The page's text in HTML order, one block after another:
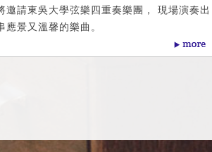
邀請東吳大學弦樂四重奏樂團， 現場演奏出
應景又溫馨的樂曲。